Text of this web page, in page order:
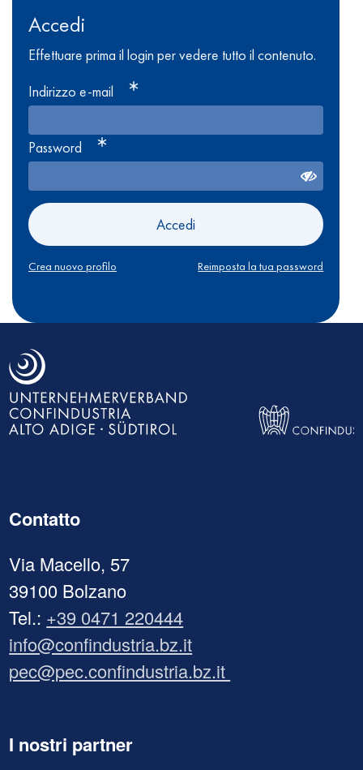
Accedi
Effettuare prima il login per vedere tutto il contenuto.
Indirizzo e-mail
Password
Accedi
Crea nuovo profilo Reimposta la tua password
Contatto
Via Macello, 57
39100 Bolzano
Tel.: +39 0471 220444
info@confindustria.bz.it
pec@pec.confindustria.bz.it
I nostri partner